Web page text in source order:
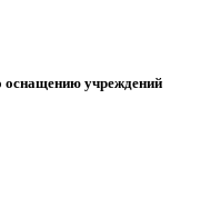
оснащению учреждений